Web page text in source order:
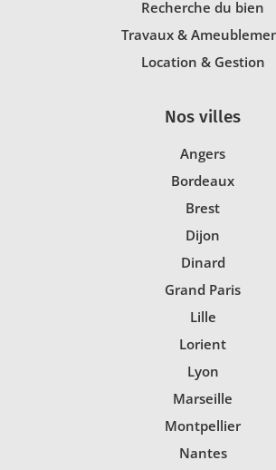
Recherche du bien
Travaux &
Location & Gestion
Nos villes
Angers
Bordeaux
Brest
Dijon
Dinard
Grand Paris
Lille
Lorient
Lyon
Marseille
Montpellier
Nantes